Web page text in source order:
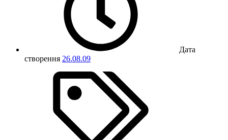
Дата
створення 26.08.09